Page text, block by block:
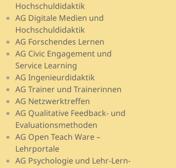
Hochschuldidaktik
AG Digitale Medien und
Hochschuldidaktik
AG Forschendes Lernen
AG Civic Engagement und
Service Learning
AG Ingenieurdidaktik
AG Trainer und Trainerinnen
AG Netzwerktreffen
AG Qualitative Feedback- und
Evaluationsmethoden
AG Open Teach Ware –
Lehrportale
AG Psychologie und Lehr-Lern-